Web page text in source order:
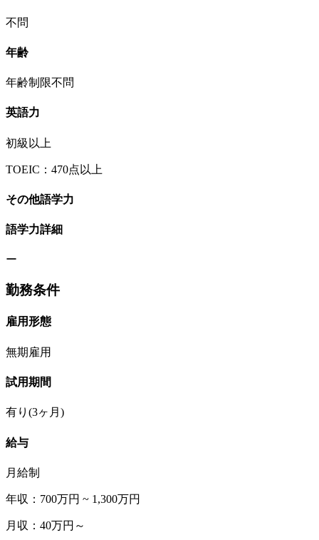
不問
年齢
年齢制限不問
英語力
初級以上
TOEIC：470点以上
その他語学力
語学力詳細
ー
勤務条件
雇用形態
無期雇用
試用期間
有り(3ヶ月)
給与
月給制
年収：700万円 ~ 1,300万円
月収：40万円～